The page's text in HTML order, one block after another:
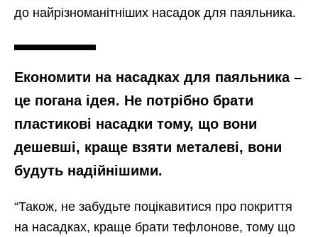
до найрізноманітніших насадок для паяльника.
Економити на насадках для паяльника –
це погана ідея. Не потрібно брати
пластикові насадки тому, що вони
дешевші, краще взяти металеві, вони
будуть надійнішими.
“Також, не забудьте поцікавитися про покриття
на насадках, краще брати тефлонове, тому що